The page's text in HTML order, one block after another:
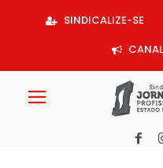
SINDICALIZE-SE